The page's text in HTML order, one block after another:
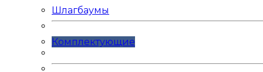
Шлагбаумы
Комплектующие